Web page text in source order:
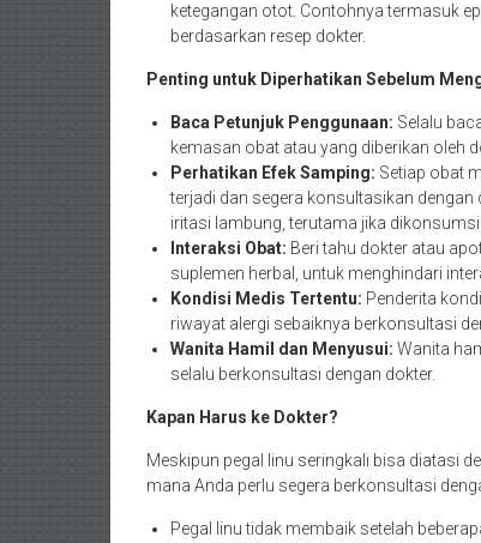
ketegangan otot. Contohnya termasuk
berdasarkan resep dokter.
Penting untuk Diperhatikan Sebelum
Baca Petunjuk Penggunaan: Selalu
kemasan obat atau yang diberikan oleh
Perhatikan Efek Samping: Setiap obat
terjadi dan segera konsultasikan
iritasi lambung, terutama jika
Interaksi Obat: Beri tahu dokter atau
suplemen herbal, untuk menghindari
Kondisi Medis Tertentu: Penderita
riwayat alergi sebaiknya berkonsultasi
Wanita Hamil dan Menyusui: Wanita
selalu berkonsultasi dengan dokter.
Kapan Harus ke Dokter?
Meskipun pegal linu seringkali bisa diatasi
mana Anda perlu segera berkonsultasi
Pegal linu tidak membaik setelah